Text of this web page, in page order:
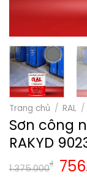
Trang chủ / RAL /
Sơn công
RAKYD
1.375.000
₫